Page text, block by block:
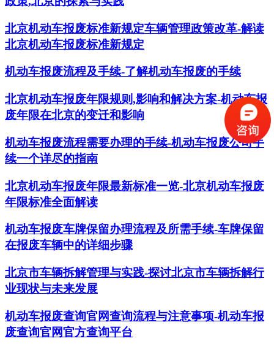
北京机动车报废标准新规定车辆管理政策改革-解读
北京机动车报废标准新规定
机动车报废流程及手续-了解机动车报废的手续
北京机动车报废年限规则,影响和解决方案-机动车报
废年限在北京的变迁和影响
机动车报废流程需要办理的手续-机动车报废公司手
续一个详尽的指南
北京机动车报废年限最新标准一览-北京机动车报废
年限标准全面解读
机动车报废车牌保留办理流程及所需手续-车牌保留
在报废车辆中的详细步骤
北京市车辆拆解管理与实践-探讨北京市车辆拆解行
业现状与未来发展
机动车报废查询官网查询流程与注意事项-机动车报
废查询官网官方查询平台